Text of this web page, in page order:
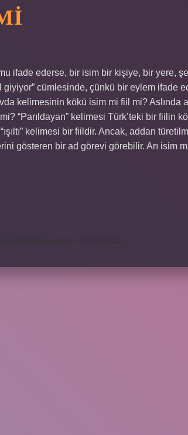
ifade ederse, bir isim bir kişiye, bir yere,
giyiyor” cümlesinde, çünkü bir eylem ifade
kelimesinin kökü isim mi fiil mi? Aslında
“Parıldayan” kelimesi Türk’teki bir fiilin
kelimesi bir fiildir. Ancak, addan
gösteren bir ad görevi görebilir. Arı isim